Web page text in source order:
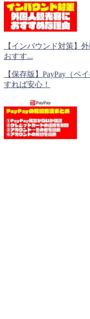
【インバウンド対策】
おすす...
【保存版】PayPay（ペ
すれば安心！